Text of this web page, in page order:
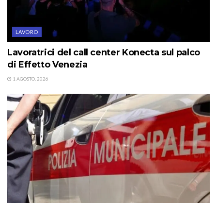
LAVORO
Lavoratrici del call center Konecta sul palco
di Effetto Venezia
1 AGOSTO, 2026